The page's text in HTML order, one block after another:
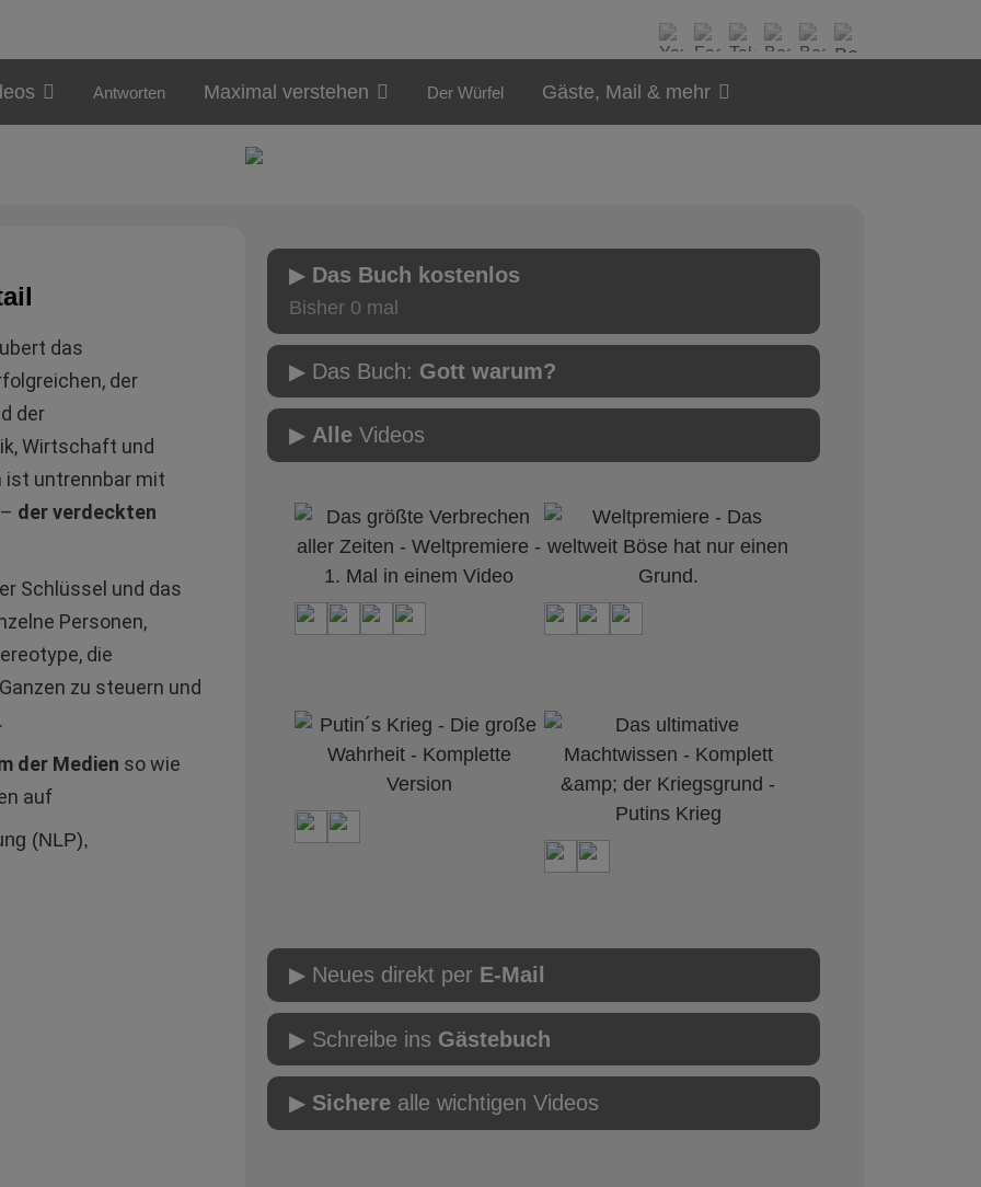
Antworten Maximal verstehen Der Würfel Gäste, Mail & mehr
das
der
der
Wirtschaft und
ist untrennbar mit
der verdeckten
Schlüssel und das
Personen,
die
zu steuern und
der Medien so wie
auf
(NLP),
▶ Das Buch kostenlos
Bisher 0 mal
▶ Das Buch: Gott warum?
▶ AlleVideos
▶ Neues direkt per E-Mail
▶ Schreibe ins Gästebuch
▶ Sicherealle wichtigen Videos